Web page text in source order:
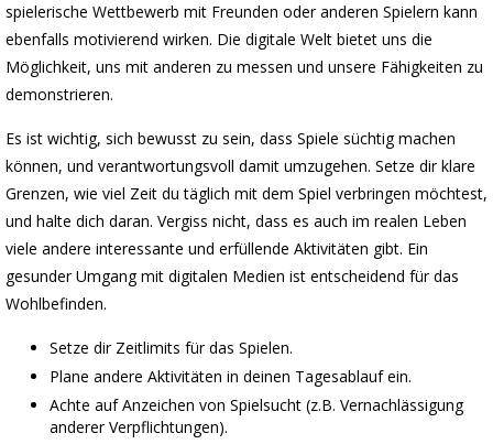
spielerische Wettbewerb mit Freunden oder anderen Spielern kann
ebenfalls motivierend wirken. Die digitale Welt bietet uns die
Möglichkeit, uns mit anderen zu messen und unsere Fähigkeiten zu
demonstrieren.
Es ist wichtig, sich bewusst zu sein, dass Spiele süchtig machen
können, und verantwortungsvoll damit umzugehen. Setze dir klare
Grenzen, wie viel Zeit du täglich mit dem Spiel verbringen möchtest,
und halte dich daran. Vergiss nicht, dass es auch im realen Leben
viele andere interessante und erfüllende Aktivitäten gibt. Ein
gesunder Umgang mit digitalen Medien ist entscheidend für das
Wohlbefinden.
Setze dir Zeitlimits für das Spielen.
Plane andere Aktivitäten in deinen Tagesablauf ein.
Achte auf Anzeichen von Spielsucht (z.B. Vernachlässigung
anderer Verpflichtungen).